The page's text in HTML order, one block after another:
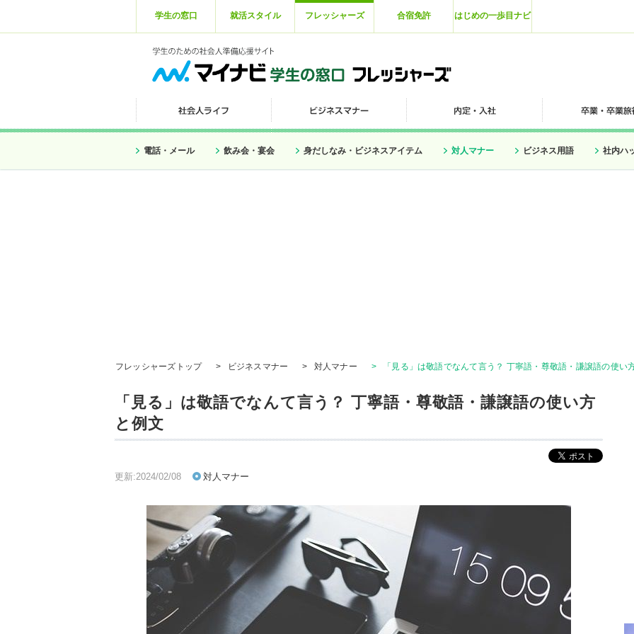
学生の窓口 就活スタイル フレッシャーズ 合宿免許 はじめの一歩目ナビ
電話・メール 飲み会・宴会 身だしなみ・ビジネスアイテム 対人マナー ビジネス用語 社内ハ
フレッシャーズトップ > ビジネスマナー > 対人マナー > 「見る」は敬語でなんて言う？ 丁寧語・尊敬語・謙譲語の使い
「見る」は敬語でなんて言う？ 丁寧語・尊敬語・謙譲語の使い方
と例文
更新:2024/02/08 対人マナー